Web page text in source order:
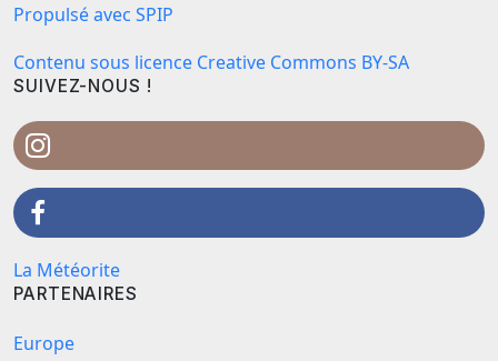
Propulsé avec SPIP
Contenu sous licence Creative Commons BY-SA
SUIVEZ-NOUS !
La Météorite
PARTENAIRES
Europe